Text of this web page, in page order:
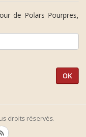
de Polars Pourpres,
droits réservés.